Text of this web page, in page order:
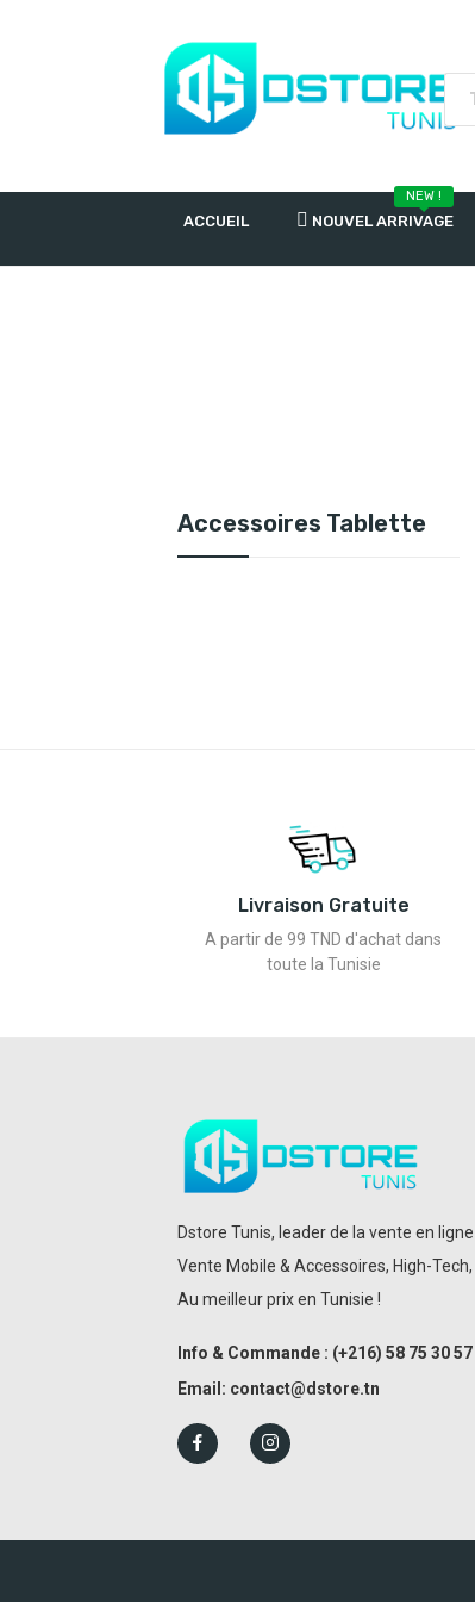
ACCUEIL NOUVEL ARRIVAGE
NEW !
Accessoires Tablette
Livraison Gratuite
A partir de 99 TND d'achat dans
toute la Tunisie
Dstore Tunis, leader de la vente en ligne
Vente Mobile & Accessoires, High-Tech,
Au meilleur prix en Tunisie !
Info & Commande : (+216)58 75 30 57
Email: contact@dstore.tn